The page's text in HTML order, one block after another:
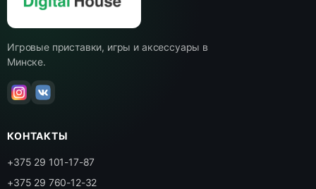
Игровые приставки, игры и аксессуары в
Минске.
КОНТАКТЫ
+375 29 101-17-87
+375 29 760-12-32